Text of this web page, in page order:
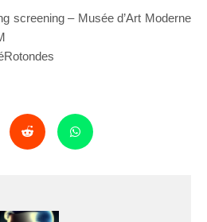
screening – Musée d’Art Moderne